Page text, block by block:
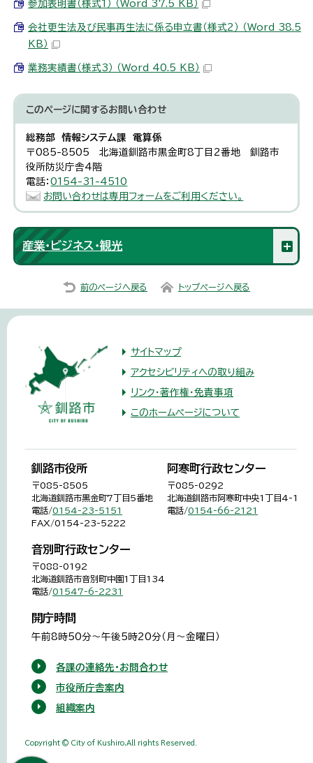
参加表明書（様式1） （Word 37.5 KB）
会社更生法及び民事再生法に係る申立書（様式2） （Word 38.5
KB）
業務実績書（様式3） （Word 40.5 KB）
このページに関するお問い合わせ
総務部 情報システム課 電算係
〒085-8505 北海道釧路市黒金町8丁目2番地 釧路市
役所防災庁舎4階
電話：0154-31-4510
お問い合わせは専用フォームをご利用ください。
産業・ビジネス・観光
前のページへ戻る トップページへ戻る
サイトマップ
アクセシビリティへの取り組み
リンク・著作権・免責事項
このホームページについて
釧路市役所
〒085-8505
北海道釧路市黒金町7丁目5番地
電話/0154-23-5151
FAX/0154-23-5222
阿寒町行政センター
〒085-0292
北海道釧路市阿寒町中央1丁目4-1
電話/0154-66-2121
音別町行政センター
〒088-0192
北海道釧路市音別町中園1丁目134
電話/01547-6-2231
開庁時間
午前8時50分～午後5時20分（月～金曜日）
各課の連絡先・お問合わせ
市役所庁舎案内
組織案内
Copyright © City of Kushiro,All rights Reserved.